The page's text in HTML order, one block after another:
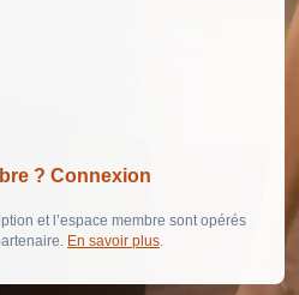
? Connexion
et l’espace membre sont opérés
En savoir plus.